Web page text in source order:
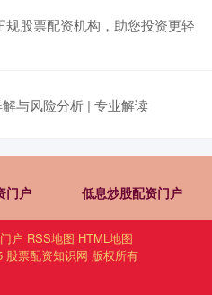
规股票配资机构，助您投资更轻
与风险分析 | 专业解读
门户 低息炒股配资门户
户 RSS地图 HTML地图
股票配资知识网 版权所有